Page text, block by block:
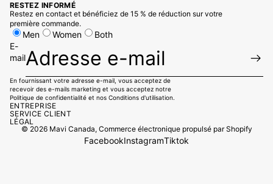
RESTEZ INFORMÉ
Restez en contact et bénéficiez de 15 % de réduction sur votre
première commande.
Men Women
Both
E-
mail
En fournissant votre adresse e-mail, vous acceptez de
recevoir des e-mails marketing et vous acceptez notre
Politique de confidentialité et nos Conditions d'utilisation.
ENTREPRISE
SERVICE CLIENT
LÉGAL
© 2026 Mavi Canada, Commerce électronique propulsé par Shopify
FacebookInstagramTiktok